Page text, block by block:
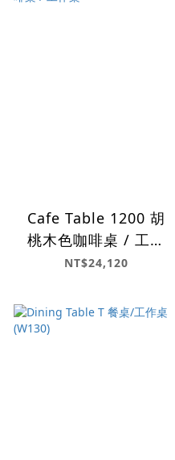
Cafe Table 1200 胡
桃木色咖啡桌 / 工作
桌
NT$24,120